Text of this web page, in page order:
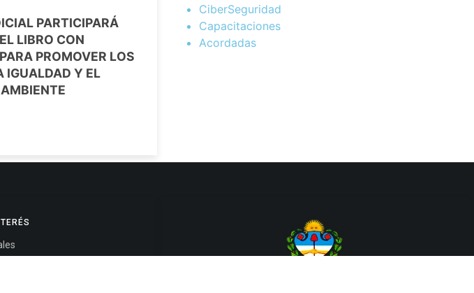
PARTICIPARÁ
LIBRO CON
PROMOVER LOS
IGUALDAD Y EL
CiberSeguridad
Capacitaciones
Acordadas